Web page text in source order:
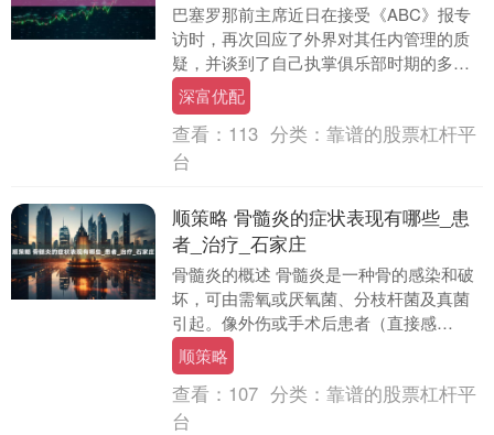
巴塞罗那前主席近日在接受《ABC》报专
访时，再次回应了外界对其任内管理的质
疑，并谈到了自己执掌俱乐部时期的多个
关键问题。 对于外界指责他让俱乐部陷入
危机，巴托梅....
深富优配
查看： 113 分类： 靠谱的股票杠杆平
台
顺策略 骨髓炎的症状表现有哪些_患
者_治疗_石家庄
骨髓炎的概述 骨髓炎是一种骨的感染和破
坏，可由需氧或厌氧菌、分枝杆菌及真菌
引起。像外伤或手术后患者（直接感
染）、糖尿病患者（足部骨髓炎）、长期
卧床患者以及运动功....
顺策略
查看： 107 分类： 靠谱的股票杠杆平
台